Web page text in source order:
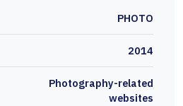
PHOTO
2014
Photography-related
websites